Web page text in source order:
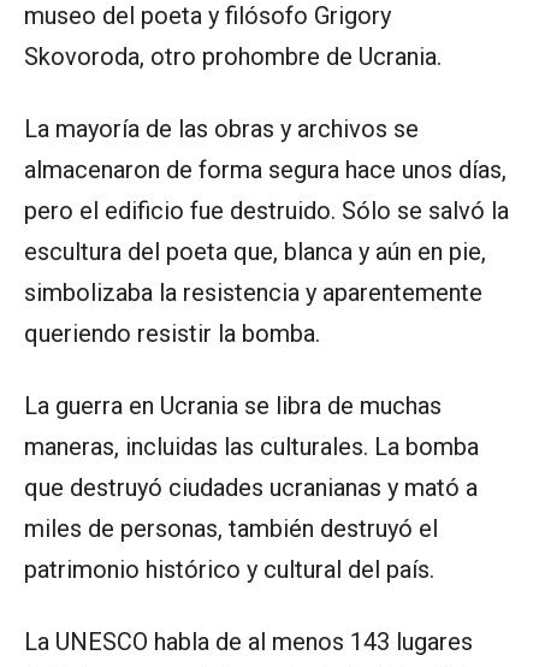
museo del poeta y filósofo Grigory
Skovoroda, otro prohombre de Ucrania.
La mayoría de las obras y archivos se
almacenaron de forma segura hace unos días,
pero el edificio fue destruido. Sólo se salvó la
escultura del poeta que, blanca y aún en pie,
simbolizaba la resistencia y aparentemente
queriendo resistir la bomba.
La guerra en Ucrania se libra de muchas
maneras, incluidas las culturales. La bomba
que destruyó ciudades ucranianas y mató a
miles de personas, también destruyó el
patrimonio histórico y cultural del país.
La UNESCO habla de al menos 143 lugares